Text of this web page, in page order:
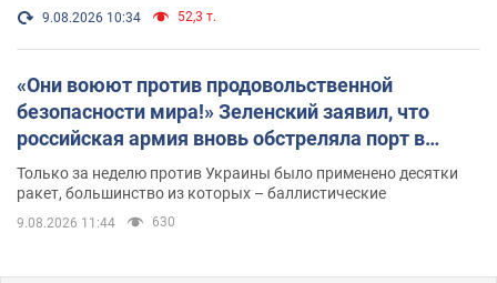
9.08.2026 10:34 52,3 т.
«Они воюют против продовольственной
безопасности мира!» Зеленский заявил, что
российская армия вновь обстреляла порт в
Одессе
Только за неделю против Украины было применено десятки
ракет, большинство из которых – баллистические
9.08.2026 11:44 630